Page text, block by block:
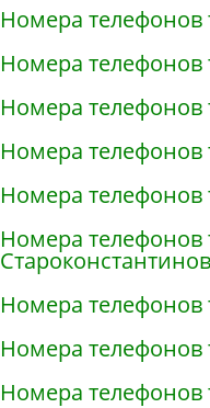
Номера телефонов
Номера телефонов
Номера телефонов
Номера телефонов
Номера телефонов
Номера телефонов
Номера телефонов
Номера телефонов
Номера телефонов